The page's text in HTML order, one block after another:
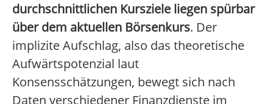
durchschnittlichen Kursziele liegen spürbar
über dem aktuellen Börsenkurs. Der
implizite Aufschlag, also das theoretische
Aufwärtspotenzial laut
Konsensschätzungen, bewegt sich nach
Daten verschiedener Finanzdienste im